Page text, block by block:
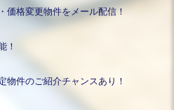
価格変更物件をメール配信！
！
物件のご紹介チャンスあり！